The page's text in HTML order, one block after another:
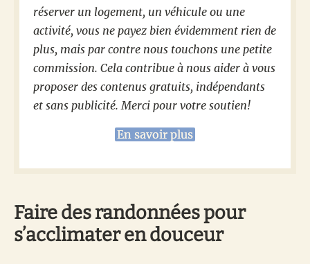
réserver un logement, un véhicule ou une
activité, vous ne payez bien évidemment rien de
plus, mais par contre nous touchons une petite
commission. Cela contribue à nous aider à vous
proposer des contenus gratuits, indépendants
et sans publicité. Merci pour votre soutien!
En savoir plus
Faire des randonnées pour
s’acclimater en douceur